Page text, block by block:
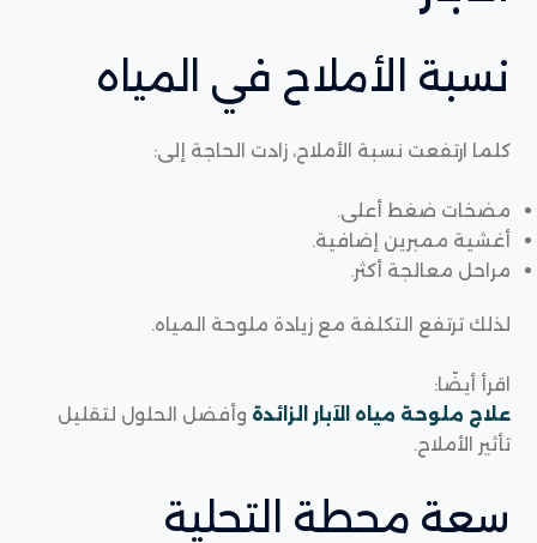
نسبة الأملاح في المياه
كلما ارتفعت نسبة الأملاح، زادت الحاجة إلى:
مضخات ضغط أعلى.
أغشية ممبرين إضافية.
مراحل معالجة أكثر.
لذلك ترتفع التكلفة مع زيادة ملوحة المياه.
اقرأ أيضًا:
علاج ملوحة مياه الآبار الزائدة وأفضل الحلول لتقليل
تأثير الأملاح.
سعة محطة التحلية